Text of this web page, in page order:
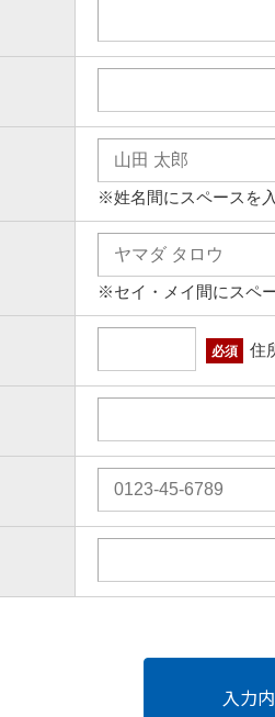
※姓名間にスペースを
※セイ・メイ間にスペ
必須 住
入力